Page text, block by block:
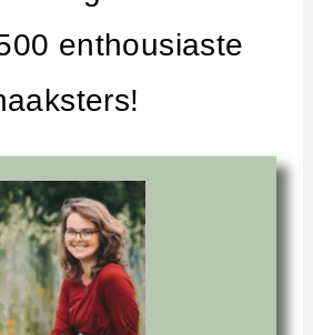
enthousiaste